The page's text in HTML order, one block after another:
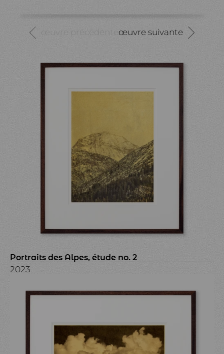
œuvre suivante
Portraits des Alpes, étude no. 2
2023